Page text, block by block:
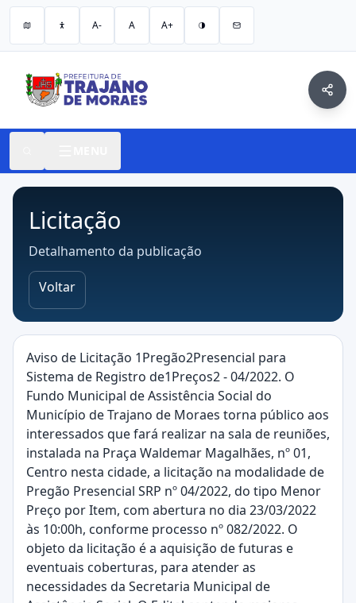
A- A A+
Licitação
Detalhamento da publicação
Voltar
Aviso de Licitação 1Pregão2Presencial para
Sistema de Registro de1Preços2 - 04/2022. O
Fundo Municipal de Assistência Social do
Município de Trajano de Moraes torna público aos
interessados que fará realizar na sala de reuniões,
instalada na Praça Waldemar Magalhães, nº 01,
Centro nesta cidade, a licitação na modalidade de
Pregão Presencial SRP nº 04/2022, do tipo Menor
Preço por Item, com abertura no dia 23/03/2022
às 10:00h, conforme processo nº 082/2022. O
objeto da licitação é a aquisição de futuras e
eventuais coberturas, para atender as
necessidades da Secretaria Municipal de